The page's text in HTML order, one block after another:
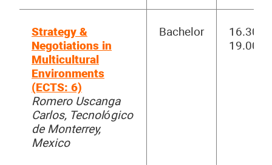
Strategy &
Negotiations in
Multicultural
Environments
(ECTS: 6)
Romero Uscanga
Carlos, Tecnológico
de Monterrey,
Mexico
Bachelor
16.30-
19.00